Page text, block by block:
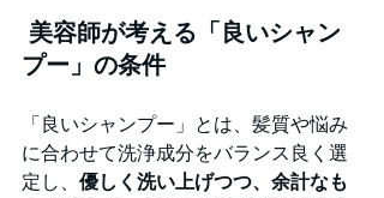
プー」の条件
「良いシャンプー」とは、髪質や悩み
に合わせて洗浄成分をバランス良く選
定し、 優しく洗い上げつつ、余計なも